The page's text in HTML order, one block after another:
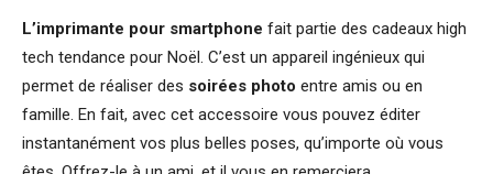
L’imprimante pour smartphone fait partie des cadeaux high
tech tendance pour Noël. C’est un appareil ingénieux qui
permet de réaliser des soirées photo entre amis ou en
famille. En fait, avec cet accessoire vous pouvez éditer
instantanément vos plus belles poses, qu’importe où vous